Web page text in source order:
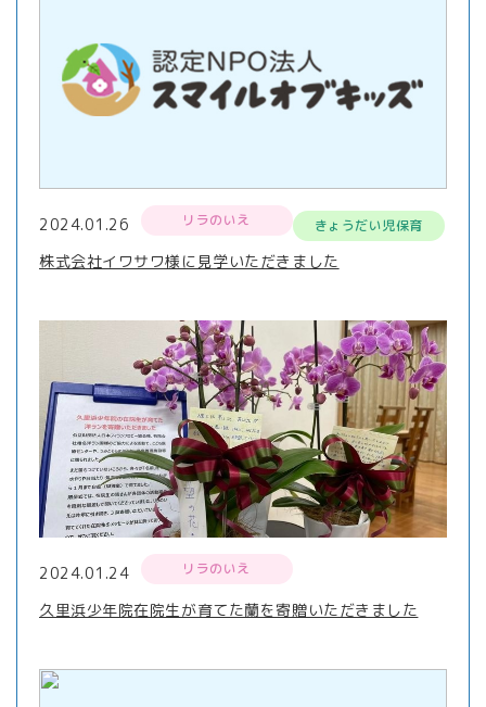
2024.01.26 リラのいえ きょうだい児保育
株式会社イワサワ様に見学いただきました
2024.01.24 リラのいえ
久里浜少年院在院生が育てた蘭を寄贈いただきました